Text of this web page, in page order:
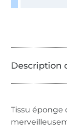
Tissu éponge